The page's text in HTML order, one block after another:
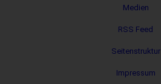
Medien
RSS Feed
Seitenstruktur
Impressum